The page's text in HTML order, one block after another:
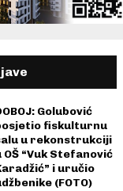
Golubović
fiskulturnu
u rekonstrukciji
OŠ “Vuk Stefanović
i uručio
(FOTO)